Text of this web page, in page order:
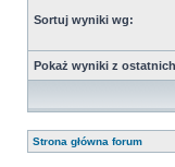
Sortuj wyniki wg:
Pokaż wyniki z
Strona główna forum